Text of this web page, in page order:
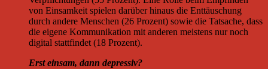
von Einsamkeit spielen darüber hinaus die Enttäuschung
durch andere Menschen (26 Prozent) sowie die Tatsache, dass
die eigene Kommunikation mit anderen meistens nur noch
digital stattfindet (18 Prozent).
Erst einsam, dann depressiv?